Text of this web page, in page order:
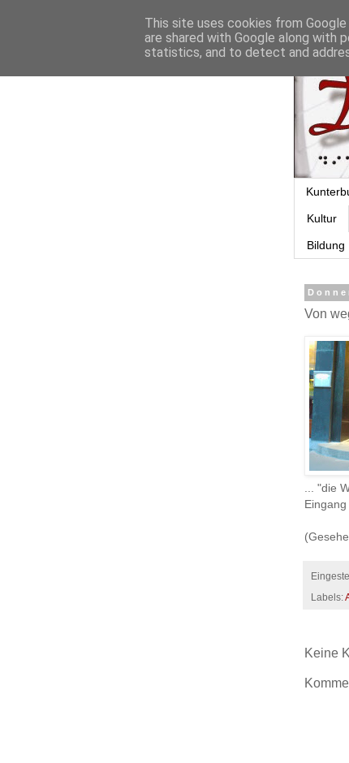
Kultur
Bildung
Von
‎... "die
Eingang
Labels:
Keine
This site uses cookies from
are shared with Google along with
statistics, and to detect and